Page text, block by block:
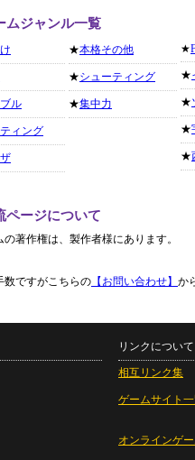
ムジャンル一覧
ル
ィング
★本格その他
★シューティング
★集中力
★
★
★
★
★
ページについて
著作権は、製作者様にあります。
数ですがこちらの 【お問い合わせ】 か
リンクについて
相互リンク集
ゲームサイト
オンラインゲ